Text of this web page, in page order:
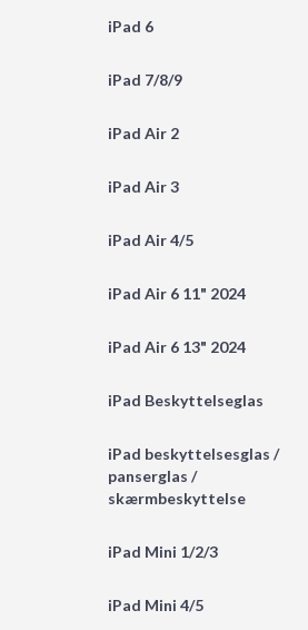
iPad 6
iPad 7/8/9
iPad Air 2
iPad Air 3
iPad Air 4/5
iPad Air 6 11" 2024
iPad Air 6 13" 2024
iPad Beskyttelseglas
iPad beskyttelsesglas /
panserglas /
skærmbeskyttelse
iPad Mini 1/2/3
iPad Mini 4/5